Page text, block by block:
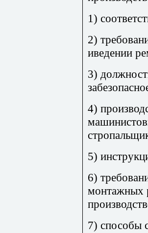
1)
2)
иведении
3)
4)
5)
6)
монтажных
7) способы